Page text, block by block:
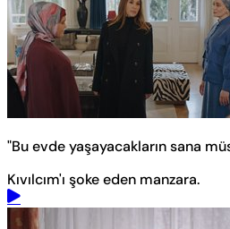
"Bu evde yaşayacakların sana
Kıvılcım'ı şoke eden manzara.